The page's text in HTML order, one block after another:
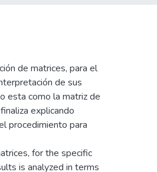
de matrices, para el
de sus
esta como la matriz de
explicando
procedimiento para
for the specific
is analyzed in terms